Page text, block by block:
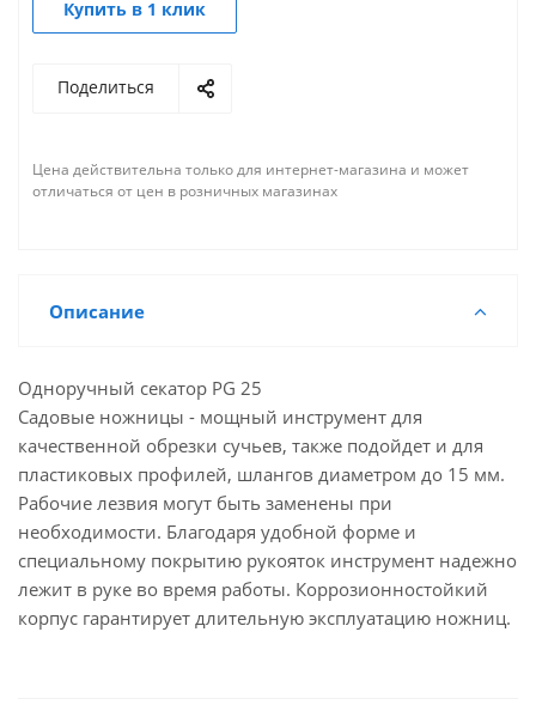
Купить в 1 клик
Поделиться
Цена действительна только для интернет-магазина и может
отличаться от цен в розничных магазинах
Описание
Одноручный секатор PG 25
Садовые ножницы - мощный инструмент для
качественной обрезки сучьев, также подойдет и для
пластиковых профилей, шлангов диаметром до 15 мм.
Рабочие лезвия могут быть заменены при
необходимости. Благодаря удобной форме и
специальному покрытию рукояток инструмент надежно
лежит в руке во время работы. Коррозионностойкий
корпус гарантирует длительную эксплуатацию ножниц.